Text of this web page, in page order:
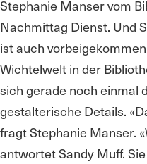
Stephanie Manser vom
Nachmittag Dienst. Und
ist auch
Wichtelwelt in der
sich gerade noch einmal
gestalterische Details.
fragt Stephanie Manser.
antwortet Sandy Muff.